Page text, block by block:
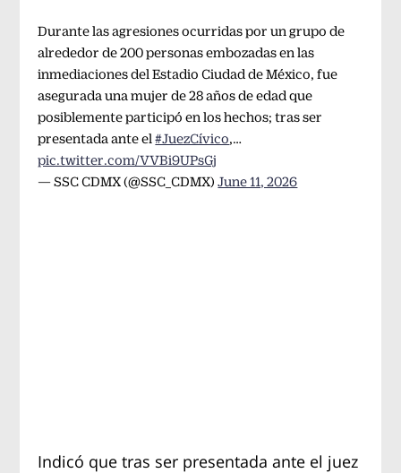
Durante las agresiones ocurridas por un grupo de
alrededor de 200 personas embozadas en las
inmediaciones del Estadio Ciudad de México, fue
asegurada una mujer de 28 años de edad que
posiblemente participó en los hechos; tras ser
presentada ante el#JuezCívico,…
pic.twitter.com/VVBi9UPsGj
— SSC CDMX (@SSC_CDMX)June 11, 2026
Indicó que tras ser presentada ante el juez